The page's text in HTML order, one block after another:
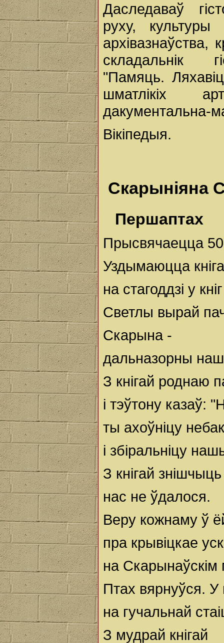
Даследаваў
руху,
архівазнаўства,
складальнік
"Памяць.
шматлікіх
дакументальна-
Вікіпедыя.
Скарыніяна
Першаптах
Прысвячаецца
Уздымаюцца
на стагоддзі у
Светлы вырай
Скарына -
дальназорны
З кнігай роднаю
і тэўтону казаў:
ты ахоўніцу
і збіральніцу
З кнігай знішчыць
нас не ўдалося.
Веру кожнаму ў
пра крывіцкае
на Скарынаўскім
Птах вярнуўся. У
на гучальнай
З мудрай кнігай